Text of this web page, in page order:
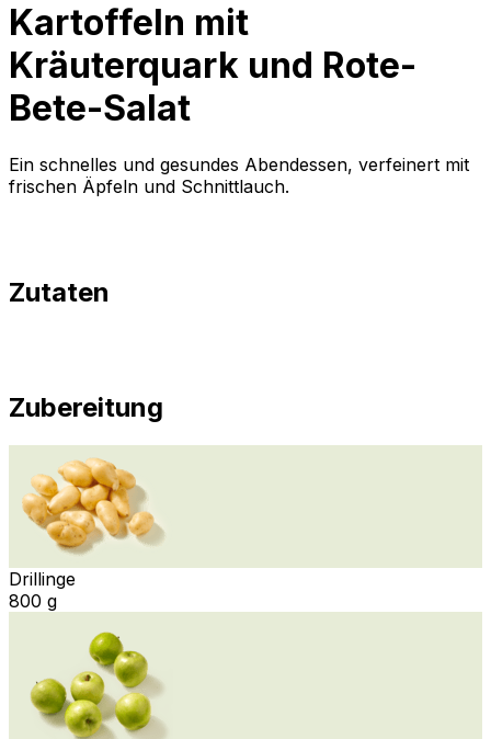
Kartoffeln mit
Kräuterquark und Rote-
Bete-Salat
Ein schnelles und gesundes Abendessen, verfeinert mit
frischen Äpfeln und Schnittlauch.
Zutaten
Zubereitung
Drillinge
800 g